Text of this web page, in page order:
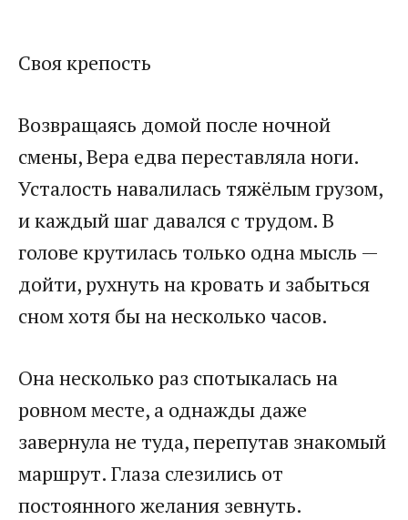
Своя крепость
Возвращаясь домой после ночной
смены, Вера едва переставляла ноги.
Усталость навалилась тяжёлым грузом,
и каждый шаг давался с трудом. В
голове крутилась только одна мысль —
дойти, рухнуть на кровать и забыться
сном хотя бы на несколько часов.
Она несколько раз спотыкалась на
ровном месте, а однажды даже
завернула не туда, перепутав знакомый
маршрут. Глаза слезились от
постоянного желания зевнуть.